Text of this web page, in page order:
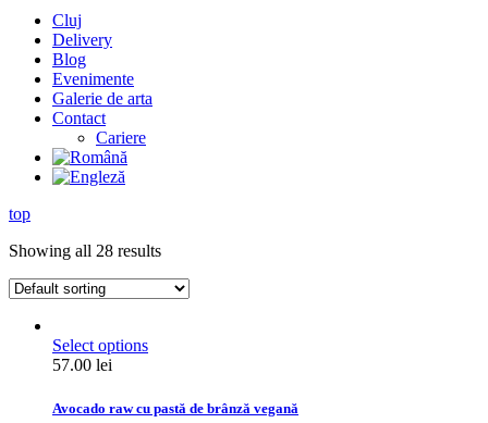
Cluj
Delivery
Blog
Evenimente
Galerie de arta
Contact
Cariere
top
Showing all 28 results
Select options
57.00 lei
Avocado raw cu pastă de brânză vegană